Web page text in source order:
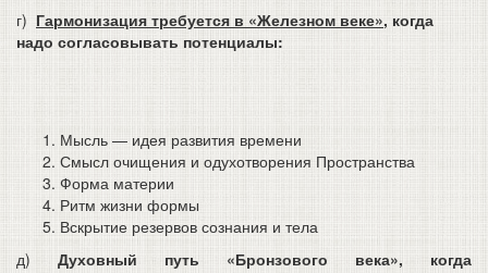
г) Гармонизация требуется в «Железном веке», когда
надо согласовывать потенциалы:
Мысль — идея развития времени
Смысл очищения и одухотворения Пространства
Форма материи
Ритм жизни формы
Вскрытие резервов сознания и тела
д) Духовный путь «Бронзового века», когда